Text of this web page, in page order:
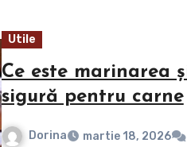
Utile
Ce este marinarea
sigură pentru carne
Dorina martie 18, 2026